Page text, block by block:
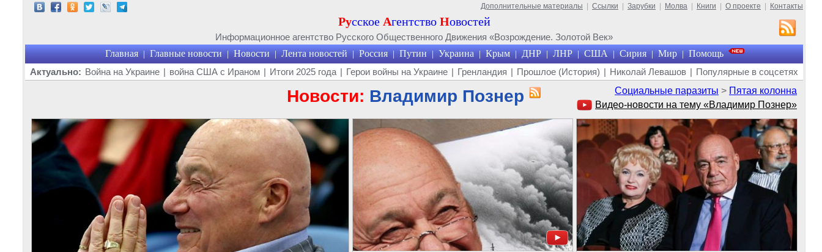
Дополнительные материалы Ссылки Зарубки Молва Книги О проекте Контакты
Русское Агентство Новостей
Информационное агентство Русского Общественного Движения «Возрождение. Золотой Век»
Главная | Главные новости | Новости | Лента новостей | Россия | Путин | Украина | Крым | ДНР | ЛНР | США | Сирия | Мир | Помощь
Актуально: Война на Украине | война США с Ираном | Итоги 2025 года | Герои войны на Украине | Гренландия | Прошлое (История) | Николай Левашов | Популярные в соцсетях
Новости: Владимир Познер Социальные паразиты > Пятая колонна
Видео-новости на тему «Владимир Познер»